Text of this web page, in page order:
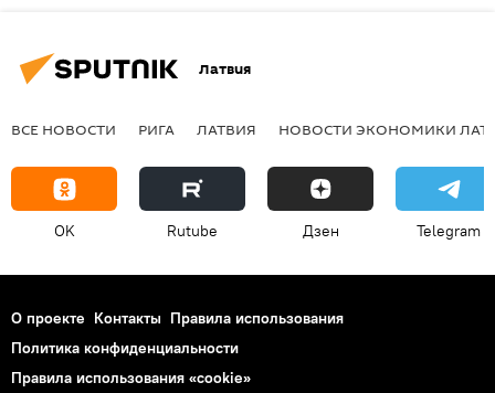
Латвия
ВСЕ НОВОСТИ РИГА ЛАТВИЯ НОВОСТИ ЭКОНОМИКИ
OK Rutube Дзен Telegram
О проекте Контакты Правила использования
Политика конфиденциальности
Правила использования «cookie»